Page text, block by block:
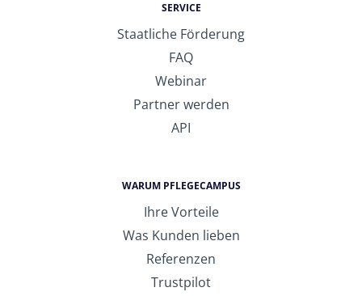
SERVICE
Staatliche Förderung
FAQ
Webinar
Partner werden
API
WARUM PFLEGECAMPUS
Ihre Vorteile
Was Kunden lieben
Referenzen
Trustpilot